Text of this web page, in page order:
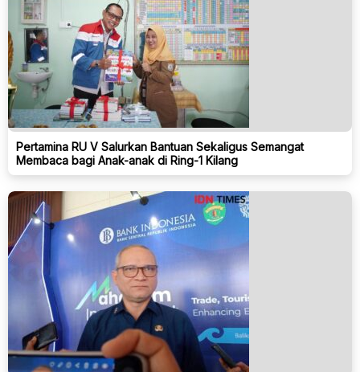
Pertamina RU V Salurkan Bantuan Sekaligus Semangat
Membaca bagi Anak-anak di Ring-1 Kilang